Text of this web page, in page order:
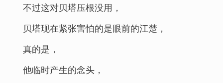
不过这对贝塔压根没用，
贝塔现在紧张害怕的是眼前的江楚，
真的是，
他临时产生的念头，